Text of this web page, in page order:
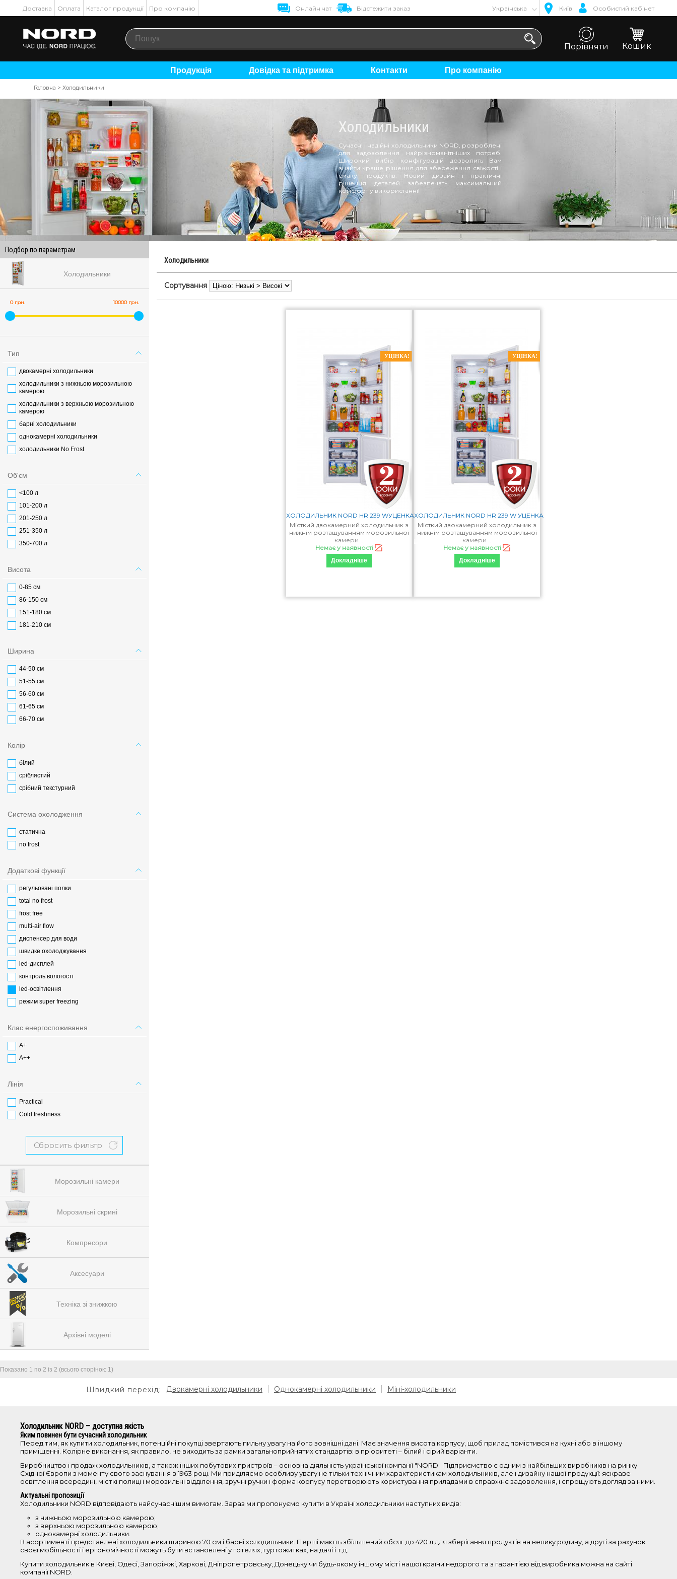
Доставка Оплата Каталог продукції Про компанію Онлайн чат Відстежити заказ Українська Київ Особистий кабінет
Порівняти Кошик
Продукція Довідка та підтримка Контакти Про компанію
Головна >Холодильники
Холодильники
Сучасні і надійні холодильники NORD, розроблені
для задоволення найрізноманітніших потреб.
Широкий вибір конфігурацій дозволить Вам
знайти краще рішення для збереження свіжості і
смаку продуктів. Новий дизайн і практичні
рішення деталей забезпечать максимальний
комфорт у використанні!
Подбор по параметрам
Холодильники
0 грн. 10000 грн.
Тип
двокамерні холодильники
холодильники з нижньою морозильною
камерою
холодильники з верхньою морозильною
камерою
барні холодильники
однокамерні холодильники
холодильники No Frost
Об'єм
<100 л
101-200 л
201-250 л
251-350 л
350-700 л
Висота
0-85 см
86-150 см
151-180 см
181-210 см
Ширина
44-50 см
51-55 см
56-60 см
61-65 см
66-70 см
Колір
білий
сріблястий
срібний текстурний
Система охолодження
статична
no frost
Додаткові функції
регульовані полки
total no frost
frost free
multi-air flow
диспенсер для води
швидке охолоджування
led-дисплей
контроль вологості
led-освітлення
режим super freezing
Клас енергоспоживання
А+
А++
Лінія
Practical
Cold freshness
Сбросить фильтр
Морозильні камери
Морозильні скрині
Компресори
Аксесуари
Техніка зі знижкою
Архівні моделі
Холодильники
Сортування
УЦІНКА!
ХОЛОДИЛЬНИК NORD HR 239 WУЦЕНКА
Місткий двокамерний холодильник з
нижнім розташуванням морозильної
камери ..
Немає у наявності
Докладніше
УЦІНКА!
ХОЛОДИЛЬНИК NORD HR 239 W УЦЕНКА
Місткий двокамерний холодильник з
нижнім розташуванням морозильної
камери ..
Немає у наявності
Докладніше
Показано 1 по 2 із 2 (всього сторінок: 1)
Швидкий перехід: Двокамерні холодильники Однокамерні холодильники Міні-холодильники
Холодильник NORD – доступна якість
Яким повинен бути сучасний холодильник
Перед тим, як купити холодильник, потенційні покупці звертають пильну увагу на його зовнішні дані. Має значення висота корпусу, щоб прилад помістився на кухні або в іншому
приміщенні. Колірне виконання, як правило, не виходить за рамки загальноприйнятих стандартів: в пріоритеті – білий і сірий варіанти.
Виробництво і продаж холодильників, а також інших побутових пристроїв – основна діяльність української компанії "NORD". Підприємство є одним з найбільших виробників на ринку
Східної Європи з моменту свого заснування в 1963 році. Ми приділяємо особливу увагу не тільки технічним характеристикам холодильників, але і дизайну нашої продукції: яскраве
освітлення всередині, місткі полиці і морозильні відділення, зручні ручки і форма корпусу перетворюють користування приладами в справжнє задоволення, і спрощують догляд за ними.
Актуальні пропозиції
Холодильники NORD відповідають найсучаснішим вимогам. Зараз ми пропонуємо купити в Україні холодильники наступних видів:
з нижньою морозильною камерою;
з верхньою морозильною камерою;
однокамерні холодильники.
В асортименті представлені холодильники шириною 70 см і барні холодильники. Перші мають збільшений обсяг до 420 л для зберігання продуктів на велику родину, а другі за рахунок
своєї мобільності і ергономічності можуть бути встановлені у готелях, гуртожитках, на дачі і т.д.
Купити холодильник в Києві, Одесі, Запоріжжі, Харкові, Дніпропетровську, Донецьку чи будь-якому іншому місті нашої країни недорого та з гарантією від виробника можна на сайті
компанії NORD.